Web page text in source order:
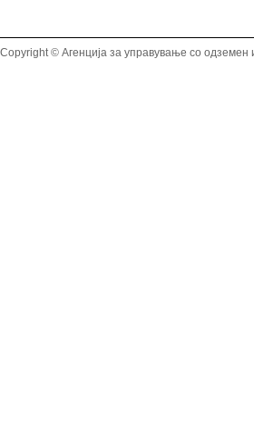
Copyright © Агенција за управување со одземен